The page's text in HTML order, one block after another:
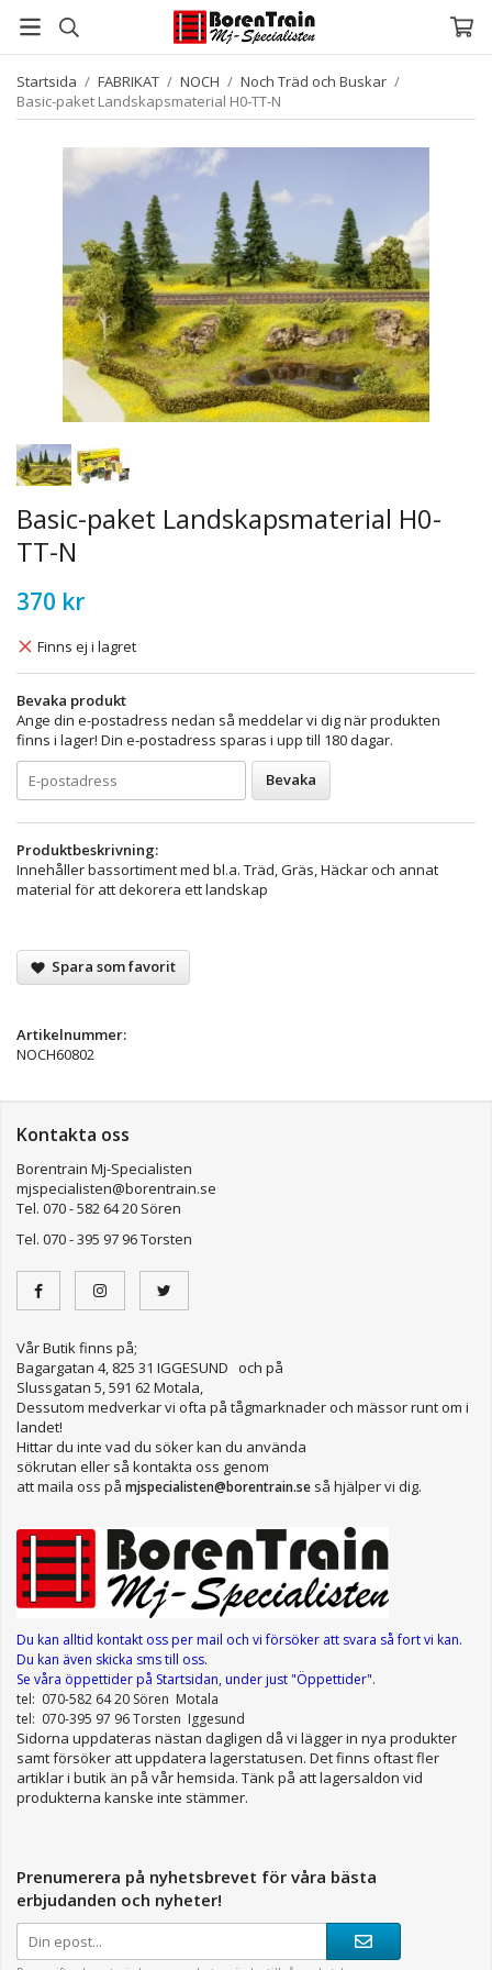
Startsida / FABRIKAT / NOCH / Noch Träd och Buskar /
Basic-paket Landskapsmaterial H0-TT-N
Basic-paket Landskapsmaterial H0-
TT-N
370 kr
Finns ej i lagret
Bevaka produkt
Ange din e-postadress nedan så meddelar vi dig när produkten
finns i lager! Din e-postadress sparas i upp till 180 dagar.
Bevaka
Produktbeskrivning:
Innehåller bassortiment med bl.a. Träd, Gräs, Häckar och annat
material för att dekorera ett landskap
Spara som favorit
Artikelnummer:
NOCH60802
Kontakta oss
Borentrain Mj-Specialisten
mjspecialisten@borentrain.se
Tel. 070 - 582 64 20 Sören
Tel. 070 - 395 97 96 Torsten
Vår Butik finns på;
Bagargatan 4, 825 31 IGGESUND och på
Slussgatan 5, 591 62 Motala,
Dessutom medverkar vi ofta på tågmarknader och mässor runt om i
landet!
Hittar du inte vad du söker kan du använda
sökrutan eller så kontakta oss genom
att maila oss på mjspecialisten@borentrain.se så hjälper vi dig.
Du kan alltid kontakt oss per mail och vi försöker att svara så fort vi kan.
Du kan även skicka sms till oss.
Se våra öppettiderpå Startsidan, under just "Öppettider".
tel: 070-582 64 20 Sören Motala
tel: 070-395 97 96 Torsten Iggesund
Sidorna uppdateras nästan dagligen då vi lägger in nya produkter
samt försöker att uppdatera lagerstatusen. Det finns oftast fler
artiklar i butik än på vår hemsida. Tänk på att lagersaldon vid
produkterna kanske inte stämmer.
Prenumerera på nyhetsbrevet för våra bästa
erbjudanden och nyheter!